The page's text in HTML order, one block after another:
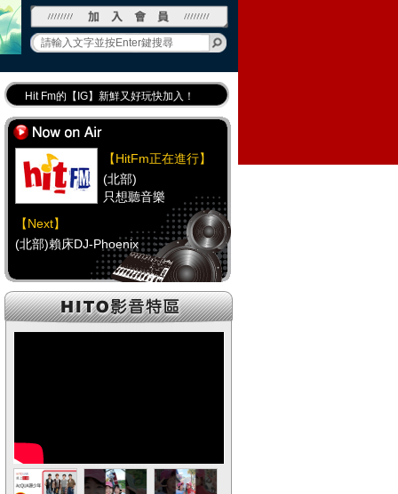
Hit Fm的【IG】新鮮又好玩快加入！
Hit Fm【FB臉書粉絲團】等你加入！
最專業《DJ推薦》好音樂千萬別錯過！
好康報報 最新優惠訊息都在這！
【HitFm正在進行】
(北部)
只想聽音樂
【Next】
(北部)賴床DJ-Phoenix
【HitFm正在進行】
(中部)
(南部)
HAPPY DJ-Tracy